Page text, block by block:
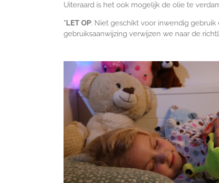
Uiteraard is het ook mogelijk de olie te
*LET OP: Niet geschikt voor inwendig
gebruiksaanwijzing verwijzen we naar de